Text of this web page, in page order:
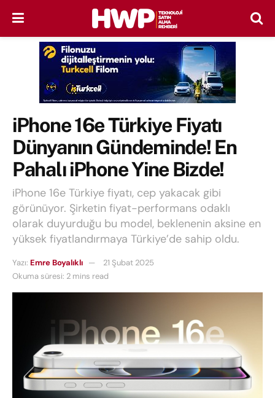
iPhone 16e Türkiye Fiyatı
Dünyanın Gündeminde! En
Pahalı iPhone Yine Bizde!
iPhone 16e Türkiye fiyatı, cep yakacak gibi
görünüyor. Şirketin fiyat-performans odaklı
olarak duyurduğu bu model, beklenenin aksine en
yüksek fiyatlandırmaya Türkiye’de sahip oldu.
Yazı: Emre Boyalıklı
21 Şubat 2025
Okuma süresi: 2 mins read